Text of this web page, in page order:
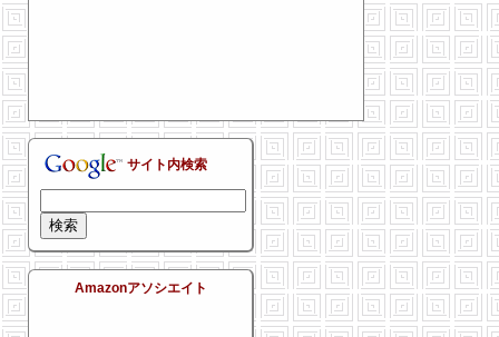
サイト内検索
Amazonアソシエイト